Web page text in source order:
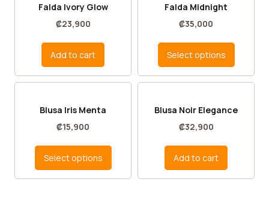
Falda Ivory Glow
₡23,900
Add to cart
Falda Midnight
₡35,000
Select options
Blusa Iris Menta
₡15,900
Select options
Blusa Noir Elegance
₡32,900
Add to cart